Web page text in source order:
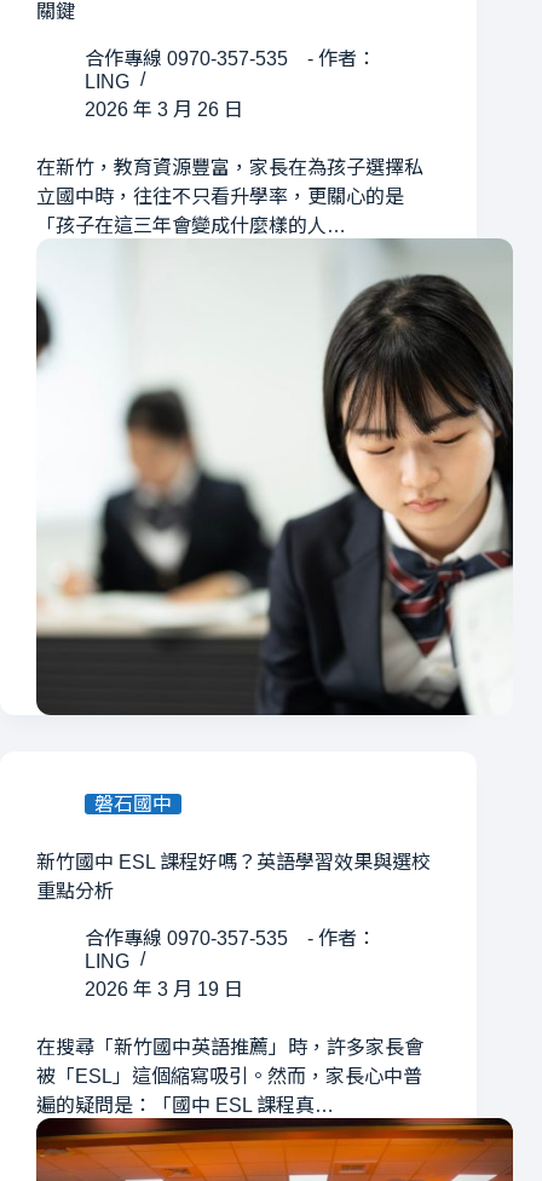
關鍵
合作專線 0970-357-535 - 作者：
LING
2026 年 3 月 26 日
在新竹，教育資源豐富，家長在為孩子選擇私
立國中時，往往不只看升學率，更關心的是
「孩子在這三年會變成什麼樣的人…
磐石國中
新竹國中 ESL 課程好嗎？英語學習效果與選校
重點分析
合作專線 0970-357-535 - 作者：
LING
2026 年 3 月 19 日
在搜尋「新竹國中英語推薦」時，許多家長會
被「ESL」這個縮寫吸引。然而，家長心中普
遍的疑問是：「國中 ESL 課程真…